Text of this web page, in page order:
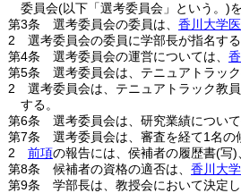
委員会(以下「選考委員会」という。)
第3条
選考委員会の委員は、 香川大学
2
選考委員会の委員に学部長が指名す
第4条
選考委員会の運営については、
第5条
選考委員会は、テニュアトラッ
2
選考委員会は、テニュアトラック教
する。
第6条
選考委員会は、研究業績につい
第7条
選考委員会は、審査を経て1名の
2
前項の報告には、侯補者の履歴書(写)
第8条
候補者の資格の適否は、 香川大
第9条
学部長は、教授会において決定